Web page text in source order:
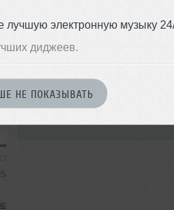
электронную музыку
диджеев.
НЕ ПОКАЗЫВАТЬ
Стиль: Afro House
Записан: 22 ноября 2025